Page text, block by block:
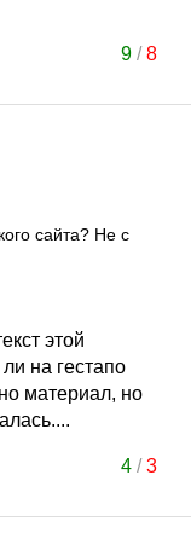
9/8
сайта? Не с
этой
на гестапо
материал, но
4/3